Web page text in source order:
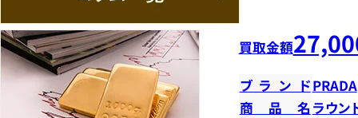
買取金額
ブランドPRADA
商品名 ラウン